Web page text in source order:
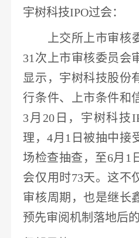
宇树科技IPO过会：
上交所上市审核
31次上市审核委员会
显示，宇树科技股份
行条件、上市条件和
3月20日，宇树科技
理，4月1日被抽中接
场检查抽查，至6月1
会仅用时73天。这不
审核周期，也是继长
预先审阅机制落地后